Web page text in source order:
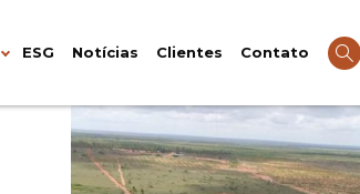
ESG Notícias Clientes Contato